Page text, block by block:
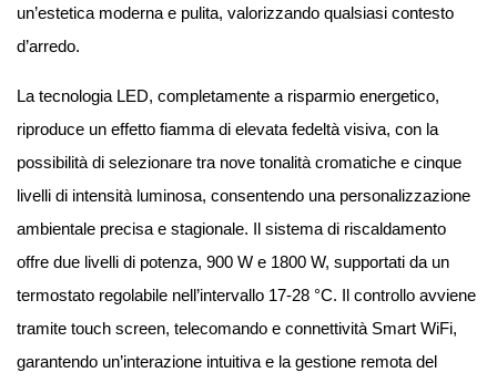
un’estetica moderna e pulita, valorizzando qualsiasi contesto
d’arredo.
La tecnologia LED, completamente a risparmio energetico,
riproduce un effetto fiamma di elevata fedeltà visiva, con la
possibilità di selezionare tra nove tonalità cromatiche e cinque
livelli di intensità luminosa, consentendo una personalizzazione
ambientale precisa e stagionale. Il sistema di riscaldamento
offre due livelli di potenza, 900 W e 1800 W, supportati da un
termostato regolabile nell’intervallo 17-28 °C. Il controllo avviene
tramite touch screen, telecomando e connettività Smart WiFi,
garantendo un’interazione intuitiva e la gestione remota del